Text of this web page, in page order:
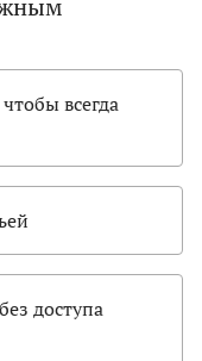
всегда
доступа